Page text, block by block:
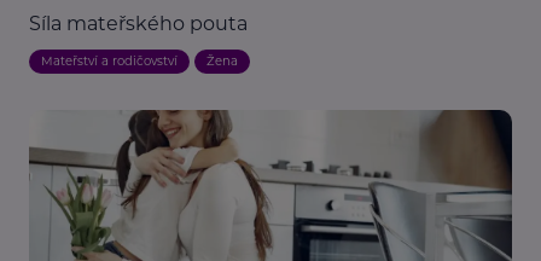
Síla mateřského pouta
Mateřství a rodičovství Žena